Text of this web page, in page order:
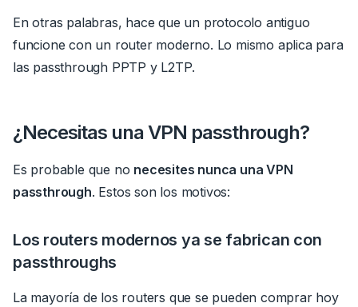
En otras palabras, hace que un protocolo antiguo
funcione con un router moderno. Lo mismo aplica para
las passthrough PPTP y L2TP.
¿Necesitas una VPN passthrough?
Es probable que no necesites nunca una VPN
passthrough. Estos son los motivos:
Los routers modernos ya se fabrican con
passthroughs
La mayoría de los routers que se pueden comprar hoy